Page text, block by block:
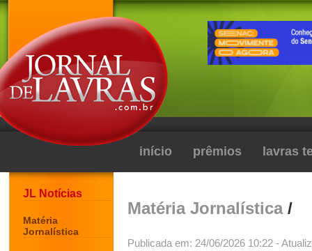
início prêmios lavras
JL Notícias
Matéria
Jornalística
Matéria Jornalística/
Publicada em: 24/06/2026 10:22 -